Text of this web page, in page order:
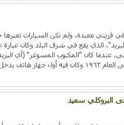
قريتي معبدة، ولم تكن السيارات
الذي يقع في شرق البلد وكان
عندما كان "المكتوب المسوغر" (أي
يدخل القرية ....
البروكلي سعيد